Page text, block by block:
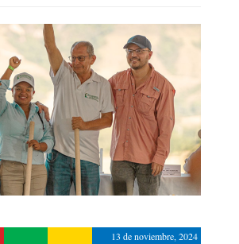
13 de noviembre, 2024